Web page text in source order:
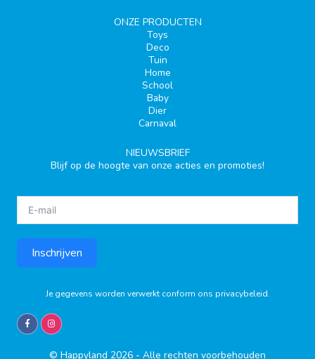
ONZE PRODUCTEN
Toys
Deco
Tuin
Home
School
Baby
Dier
Carnaval
NIEUWSBRIEF
Blijf op de hoogte van onze acties en promoties!
Inschrijven
Je gegevens worden verwerkt conform ons privacybeleid.
© Happyland 2026 - Alle rechten voorbehouden